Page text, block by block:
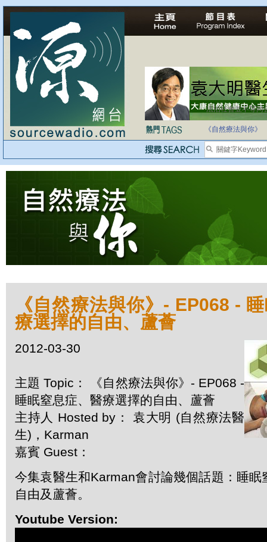
法治社會並不等同
《自然療法與你》
《自然療法與你》- EP068 -
療選擇的自由、蘆薈
2012-03-30
主題 Topic： 《自然療法與你》- EP068 -
睡眠窒息症、醫療選擇的自由、蘆薈
主持人 Hosted by： 袁大明 (自然療法醫
生)，Karman
嘉賓 Guest：
今集袁醫生和Karman會討論幾個話題：睡眠
自由及蘆薈。
Youtube Version: